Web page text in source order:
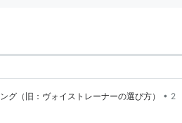
グ（旧：ヴォイストレーナーの選び方） • 2